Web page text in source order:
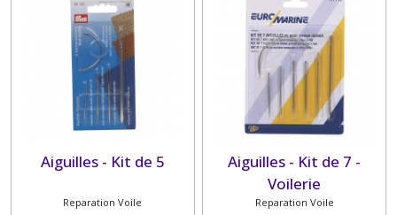
Aiguilles - Kit de 5
Reparation Voile
Aiguilles - Kit de 7 -
Voilerie
Reparation Voile